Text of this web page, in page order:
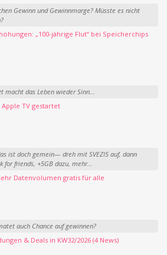
Gewinn und Gewinnmarge? Müsste es nicht
„100-jährige Flut“ bei Speicherchips
das Leben wieder Sinn...
TV gestartet
ist doch gemein— dreh mit SVEZI5 auf, dann
friends, +5GB dazu, mehr...
Datenvolumen gratis für alle
auch Chance auf gewinnen?
& Deals in KW32/2026 (4 News)